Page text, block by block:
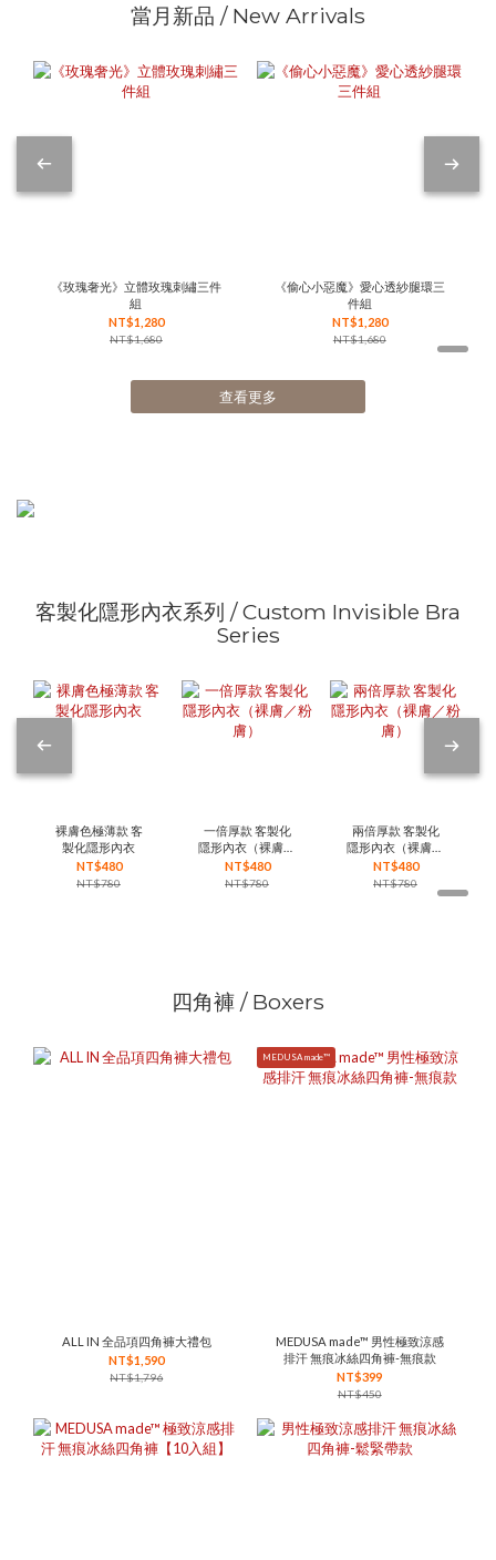
當月新品 / New Arrivals
《玫瑰奢光》立體玫瑰刺繡三件
組
NT$1,280
NT$1,680
《偷心小惡魔》愛心透紗腿環三
件組
NT$1,280
NT$1,680
查看更多
客製化隱形內衣系列 / Custom Invisible Bra
Series
裸膚色極薄款 客
製化隱形內衣
NT$480
NT$780
一倍厚款 客製化
隱形內衣（裸膚／
粉膚）
NT$480
NT$780
兩倍厚款 客製化
隱形內衣（裸膚／
粉膚）
NT$480
NT$780
四角褲 / Boxers
ALL IN 全品項四角褲大禮包
NT$1,590
NT$1,796
MEDUSA made™
MEDUSA made™ 男性極致涼感
排汗 無痕冰絲四角褲-無痕款
NT$399
NT$450